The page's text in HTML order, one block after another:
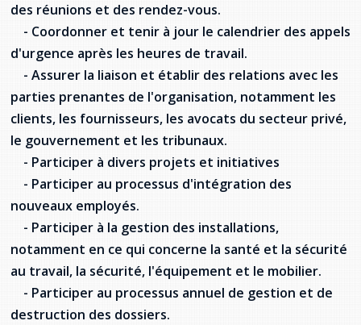
Clare Halleran
Joseph Kayumba
Dominic Demers
Yulia Kudryakova
des réunions et des rendez-vous.
- Coordonner et tenir à jour le calendrier des appels
d'urgence après les heures de travail.
- Assurer la liaison et établir des relations avec les
parties prenantes de l'organisation, notamment les
clients, les fournisseurs, les avocats du secteur privé,
le gouvernement et les tribunaux.
- Participer à divers projets et initiatives
- Participer au processus d'intégration des
nouveaux employés.
- Participer à la gestion des installations,
notamment en ce qui concerne la santé et la sécurité
au travail, la sécurité, l'équipement et le mobilier.
- Participer au processus annuel de gestion et de
destruction des dossiers.